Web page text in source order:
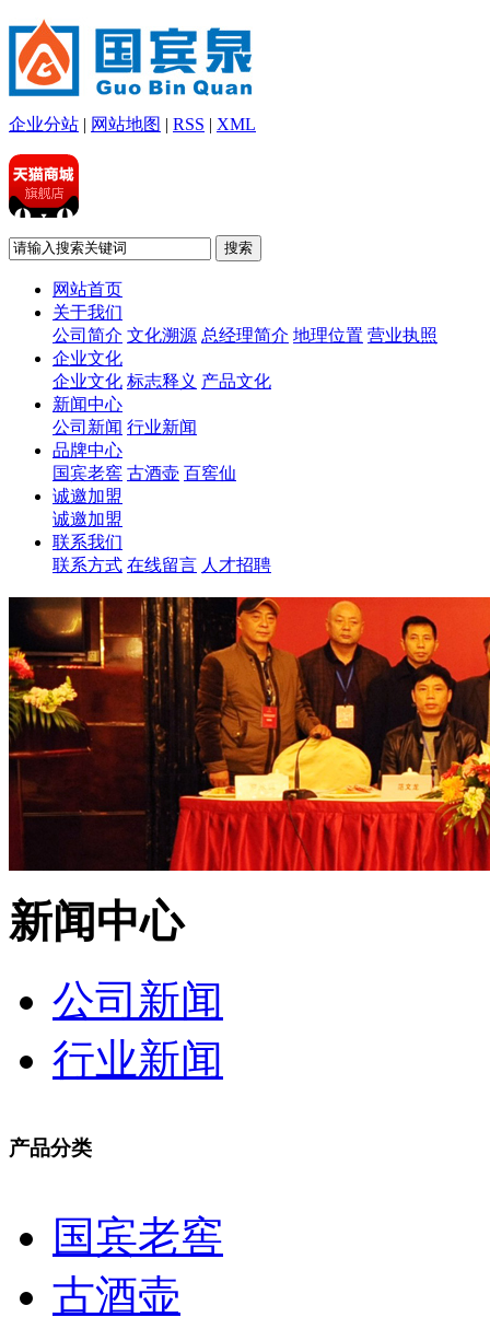
企业分站 | 网站地图 | RSS | XML
网站首页
关于我们
公司简介 文化溯源 总经理简介 地理位置 营业执照
企业文化
企业文化 标志释义 产品文化
新闻中心
公司新闻 行业新闻
品牌中心
国宾老窖 古酒壶 百窖仙
诚邀加盟
诚邀加盟
联系我们
联系方式 在线留言 人才招聘
新闻中心
公司新闻
行业新闻
产品分类
国宾老窖
古酒壶